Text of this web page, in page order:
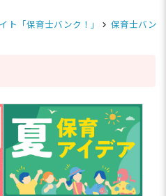
ト「保育士バンク！」 保育士バン